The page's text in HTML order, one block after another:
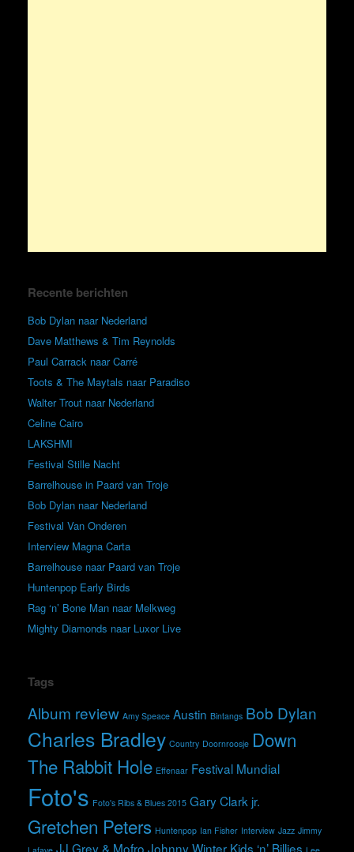
Recente berichten
Bob Dylan naar Nederland
Dave Matthews & Tim Reynolds
Paul Carrack naar Carré
Toots & The Maytals naar Paradiso
Walter Trout naar Nederland
Celine Cairo
LAKSHMI
Festival Stille Nacht
Barrelhouse in Paard van Troje
Bob Dylan naar Nederland
Festival Van Onderen
Interview Magna Carta
Barrelhouse naar Paard van Troje
Huntenpop Early Birds
Rag ‘n’ Bone Man naar Melkweg
Mighty Diamonds naar Luxor Live
Tags
Album review Amy Speace Austin Bintangs Bob Dylan
Charles Bradley Country Doornroosje Down
The Rabbit Hole Effenaar Festival Mundial
Foto's Foto's Ribs & Blues 2015 Gary Clark jr.
Gretchen Peters Huntenpop Ian Fisher Interview Jazz Jimmy
JJ Grey & Mofro Johnny Winter Kids ‘n’ Billies